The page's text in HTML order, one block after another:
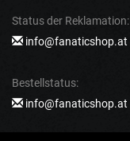
Status der Reklamation:
info@fanaticshop.at
Bestellstatus:
info@fanaticshop.at